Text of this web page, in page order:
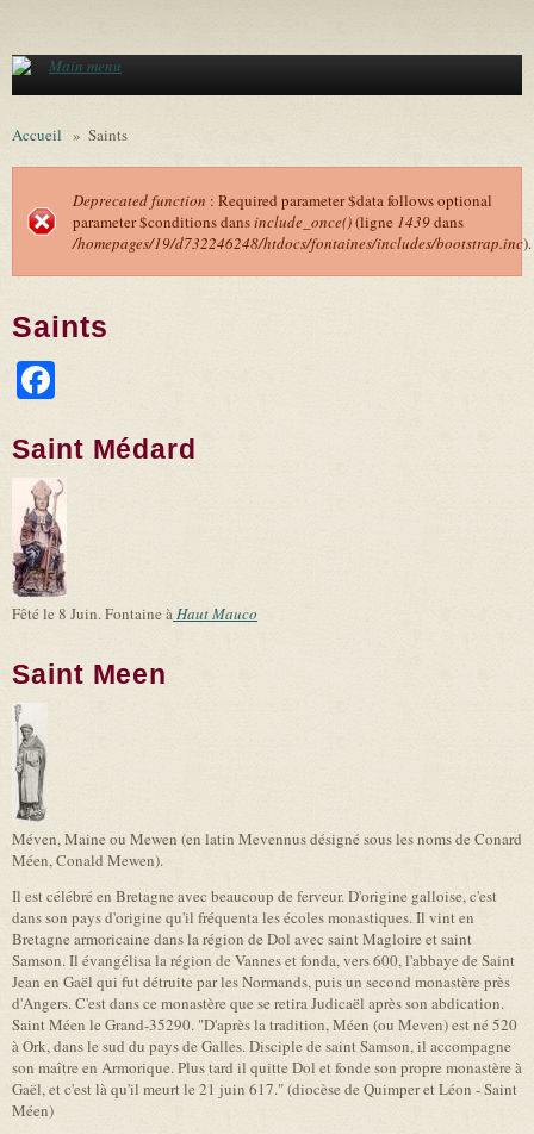
Main menu
Accueil » Saints
Message d'erreur
Deprecated function : Required parameter $data follows optional
parameter $conditions dansinclude_once()(ligne 1439dans
/homepages/19/d732246248/htdocs/fontaines/includes/bootstrap.inc).
Saints
Saint Médard
Fêté le 8 Juin. Fontaine àHaut Mauco
Saint Meen
Méven, Maine ou Mewen (en latin Mevennus désigné sous les noms de Conard
Méen, Conald Mewen).
Il est célébré en Bretagne avec beaucoup de ferveur. D'origine galloise, c'est
dans son pays d'origine qu'il fréquenta les écoles monastiques. Il vint en
Bretagne armoricaine dans la région de Dol avec saint Magloire et saint
Samson. Il évangélisa la région de Vannes et fonda, vers 600, l'abbaye de Saint
Jean en Gaël qui fut détruite par les Normands, puis un second monastère près
d'Angers. C'est dans ce monastère que se retira Judicaël après son abdication.
Saint Méen le Grand-35290. "D'après la tradition, Méen (ou Meven) est né 520
à Ork, dans le sud du pays de Galles. Disciple de saint Samson, il accompagne
son maître en Armorique. Plus tard il quitte Dol et fonde son propre monastère à
Gaël, et c'est là qu'il meurt le 21 juin 617." (diocèse de Quimper et Léon - Saint
Méen)